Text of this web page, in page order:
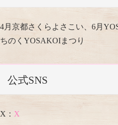
4月京都さくらよさこい、6月
ちのくYOSAKOIまつり
公式SNS
X： X